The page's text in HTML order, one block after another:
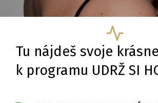
Tu nájdeš svoje krásne
k programu UDRŽ SI